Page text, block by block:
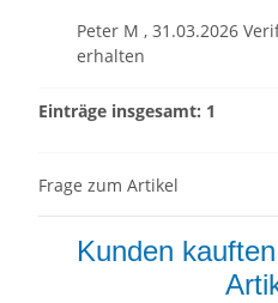
Peter M , 31.03.2026
erhalten
Einträge insgesamt: 1
Frage zum Artikel
Kunden